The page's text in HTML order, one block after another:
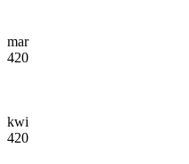
mar
420
kwi
420